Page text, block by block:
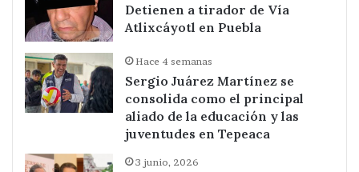
Detienen a tirador de Vía
Atlixcáyotl en Puebla
Hace 4 semanas
Sergio Juárez Martínez se
consolida como el principal
aliado de la educación y las
juventudes en Tepeaca
3 junio, 2026